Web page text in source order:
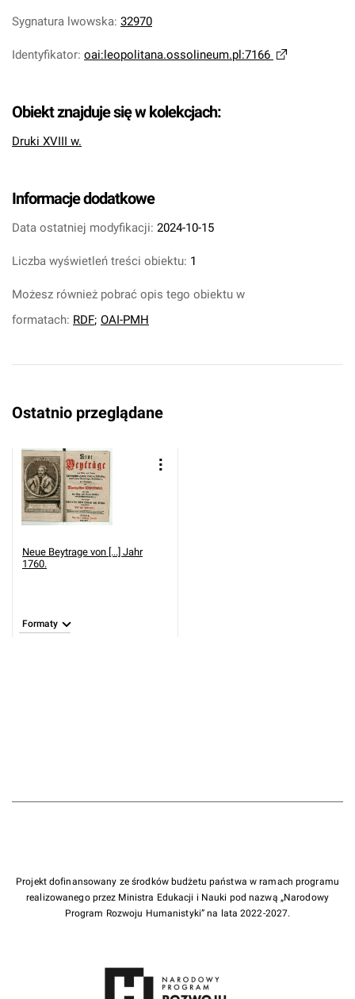
Sygnatura lwowska: 32970
Identyfikator: oai:leopolitana.ossolineum.pl:7166
Obiekt znajduje się w kolekcjach:
Druki XVIII w.
Informacje dodatkowe
Data ostatniej modyfikacji: 2024-10-15
Liczba wyświetleń treści obiektu: 1
Możesz również pobrać opis tego obiektu w
formatach: RDF; OAI-PMH
Ostatnio przeglądane
Neue Beytrage von [...] Jahr
1760.
Formaty
Projekt dofinansowany ze środków budżetu państwa w ramach programu
realizowanego przez Ministra Edukacji i Nauki pod nazwą „Narodowy
Program Rozwoju Humanistyki” na lata 2022-2027.